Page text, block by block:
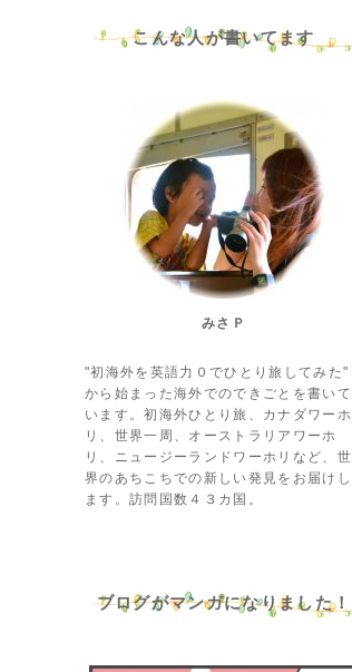
こんな人が書いてます
みさＰ
"初海外を英語力０でひとり旅してみた"
から始まった海外でのできごとを書いて
います。初海外ひとり旅、カナダワーホ
リ、世界一周、オーストラリアワーホ
リ、ニュージーランドワーホリなど、世
界のあちこちでの新しい発見をお届けし
ます。訪問国数４３カ国。
ブログがマンガになりました！